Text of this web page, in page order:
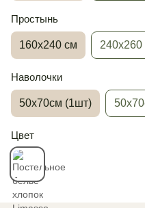
Простынь
160х240 см 240х260
Наволочки
50х70см (1шт)
Цвет